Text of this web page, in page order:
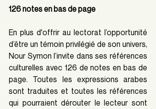
126 notes en bas de page
En plus d'offrir au lectorat l’opportunité
d’être un témoin privilégié de son univers,
Nour Symon l’invite dans ses références
culturelles avec 126 de notes en bas de
page. Toutes les expressions arabes
sont traduites et toutes les références
qui pourraient dérouter le lecteur sont